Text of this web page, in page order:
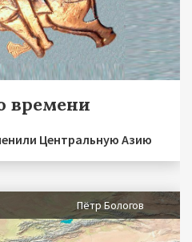
времени
Центральную Азию
Пётр Бологов